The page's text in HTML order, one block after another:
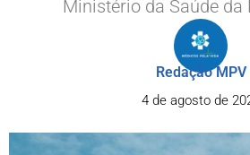
Ministério da Saúde da
Redação MPV
4 de agosto de